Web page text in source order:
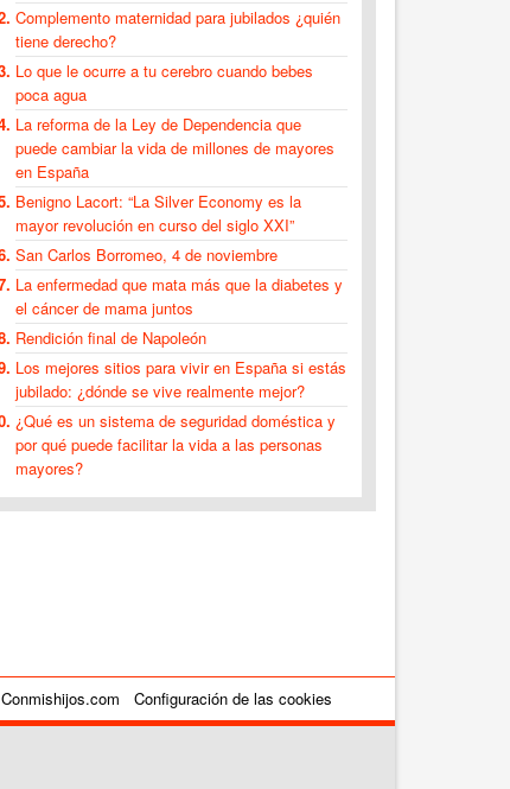
Complemento maternidad para jubilados ¿quién
tiene derecho?
Lo que le ocurre a tu cerebro cuando bebes
poca agua
La reforma de la Ley de Dependencia que
puede cambiar la vida de millones de mayores
en España
Benigno Lacort: “La Silver Economy es la
mayor revolución en curso del siglo XXI”
San Carlos Borromeo, 4 de noviembre
La enfermedad que mata más que la diabetes y
el cáncer de mama juntos
Rendición final de Napoleón
Los mejores sitios para vivir en España si estás
jubilado: ¿dónde se vive realmente mejor?
¿Qué es un sistema de seguridad doméstica y
por qué puede facilitar la vida a las personas
mayores?
Conmishijos.com Configuración de las cookies